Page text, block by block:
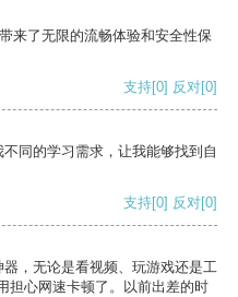
来了无限的流畅体验和安全性保
支持[0] 反对[0]
同的学习需求，让我能够找到自
支持[0] 反对[0]
，无论是看视频、玩游戏还是工
担心网速卡顿了。以前出差的时